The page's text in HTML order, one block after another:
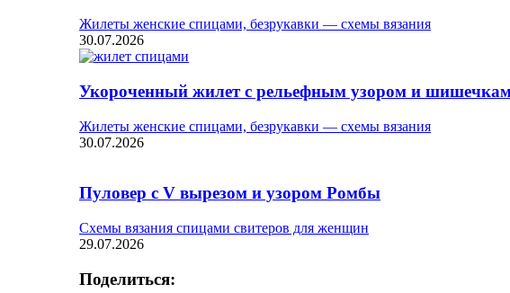
Жилеты женские спицами, безрукавки — схемы вязания
30.07.2026
Укороченный жилет с рельефным узором и
Жилеты женские спицами, безрукавки — схемы вязания
30.07.2026
Пуловер с V вырезом и узором Ромбы
Схемы вязания спицами свитеров для женщин
29.07.2026
Поделиться: